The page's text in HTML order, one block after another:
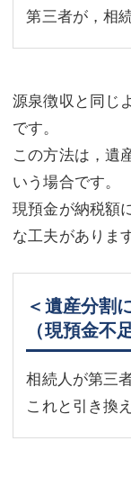
第三者が，相
源泉徴収と同じ
です。
この方法は，遺
いう場合です。
現預金が納税額
な工夫があります
＜遺産分割
（現預金不
相続人が第三
これと引き換